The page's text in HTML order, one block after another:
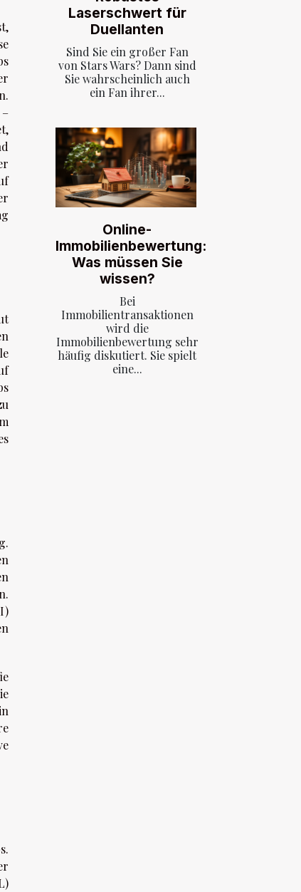
Laserschwert für
Duellanten
Sind Sie ein großer Fan
von Stars Wars? Dann sind
Sie wahrscheinlich auch
ein Fan ihrer...
Online-
Immobilienbewertung:
Was müssen Sie
wissen?
Bei
Immobilientransaktionen
wird die
Immobilienbewertung sehr
häufig diskutiert. Sie spielt
eine...